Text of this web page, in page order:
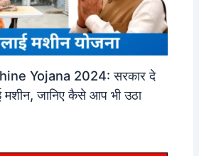
Yojana 2024: सरकार दे
मशीन, जानिए कैसे आप भी उठा